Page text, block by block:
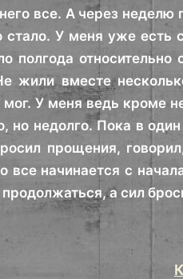
все. А через неделю
стало. У меня уже есть
полгода
жили вместе
У меня ведь кроме
но недолго. Пока в
прощения,
все начинается с
а сил